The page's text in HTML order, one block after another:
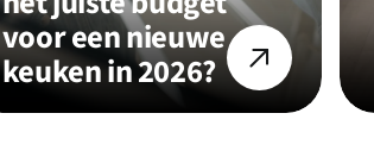
voor een nieuwe
keuken in 2026?